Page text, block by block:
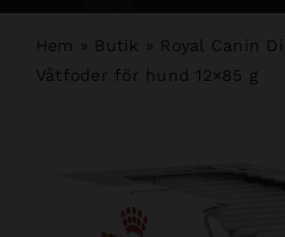
Hundsalong
Kundtjänst
Hem » Butik » Royal Canin
Våtfoder för hund 12×85 g